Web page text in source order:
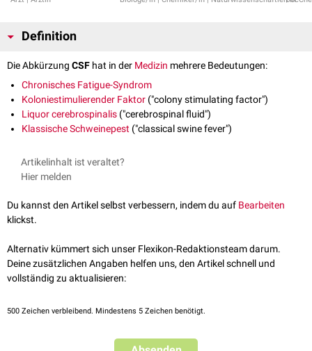
Definition
Die Abkürzung CSF hat in der Medizin mehrere Bedeutungen:
Chronisches Fatigue-Syndrom
Koloniestimulierender Faktor ("colony stimulating factor")
Liquor cerebrospinalis ("cerebrospinal fluid")
Klassische Schweinepest ("classical swine fever")
Artikelinhalt ist veraltet?
Hier melden
Du kannst den Artikel selbst verbessern, indem du auf Bearbeiten
klickst.
Alternativ kümmert sich unser Flexikon-Redaktionsteam darum.
Deine zusätzlichen Angaben helfen uns, den Artikel schnell und
vollständig zu aktualisieren:
500 Zeichen verbleibend. Mindestens 5 Zeichen benötigt.